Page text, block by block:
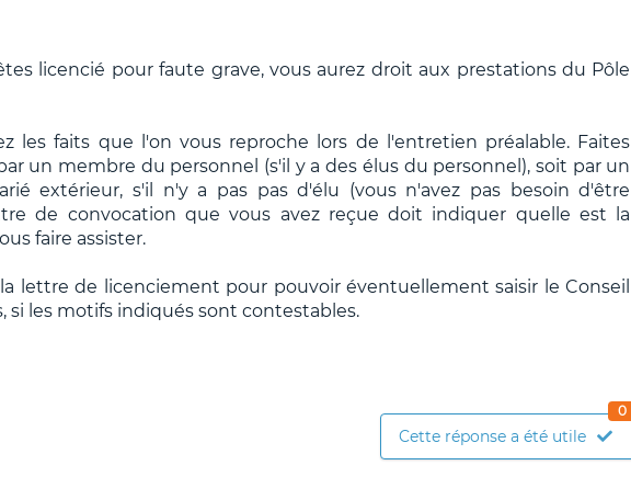
licencié pour faute grave, vous aurez droit aux prestations du Pôle
les faits que l'on vous reproche lors de l'entretien préalable. Faites
un membre du personnel (s'il y a des élus du personnel), soit par un
extérieur, s'il n'y a pas pas d'élu (vous n'avez pas besoin d'être
de convocation que vous avez reçue doit indiquer quelle est la
faire assister.
lettre de licenciement pour pouvoir éventuellement saisir le Conseil
si les motifs indiqués sont contestables.
Cette réponse a été utile
0